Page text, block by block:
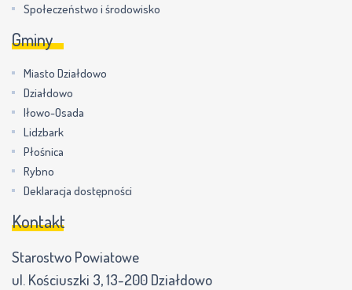
Społeczeństwo i środowisko
Gminy
Miasto Działdowo
Działdowo
Iłowo-Osada
Lidzbark
Płośnica
Rybno
Deklaracja dostępności
Kontakt
Starostwo Powiatowe
ul. Kościuszki 3, 13-200 Działdowo